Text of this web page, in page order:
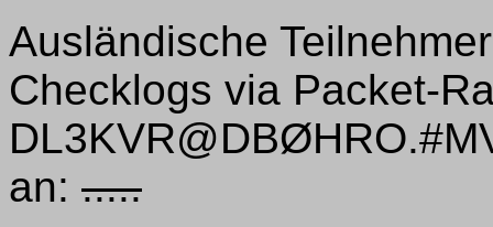
Ausländische
Checklogs via Packet-
an: .....